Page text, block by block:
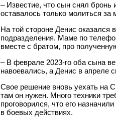
– Известие, что сын снял бронь
оставалось только молиться за
На той стороне Денис оказался
подразделения. Маме по
вместе с братом, про
– В феврале 2023-го оба сына
навоевались, а Денис в апреле
Свое решение вновь уехать на
там он нужен. Много техники
проговорился, что его
в боевых действиях.